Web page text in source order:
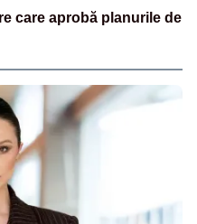
care aprobă planurile de